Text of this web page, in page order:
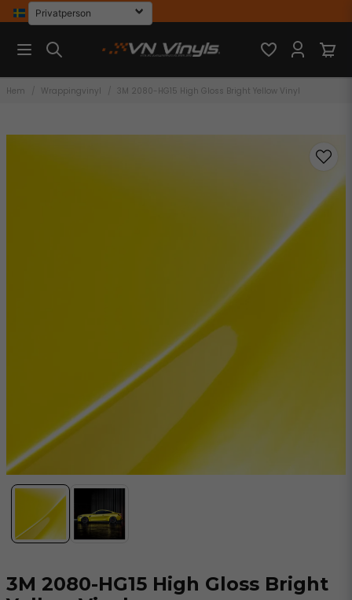
Hem Wrappingvinyl 3M 2080-HG15 High Gloss Bright Yellow Vinyl
3M 2080-HG15 High Gloss Bright